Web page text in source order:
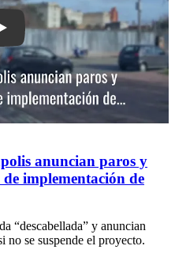
Docentes del Liceo de
anuncian paros y
implementación de
“descabellada” y anuncian
no se suspende el proyecto.